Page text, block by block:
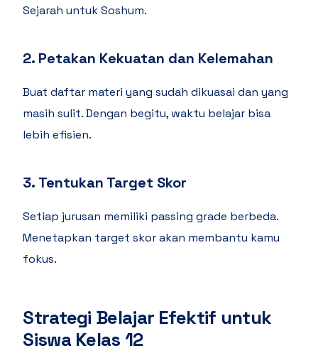
Sejarah untuk Soshum.
2. Petakan Kekuatan dan Kelemahan
Buat daftar materi yang sudah dikuasai dan yang
masih sulit. Dengan begitu, waktu belajar bisa
lebih efisien.
3. Tentukan Target Skor
Setiap jurusan memiliki passing grade berbeda.
Menetapkan target skor akan membantu kamu
fokus.
Strategi Belajar Efektif untuk
Siswa Kelas 12